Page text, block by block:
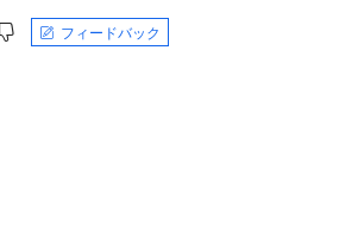
フィードバック